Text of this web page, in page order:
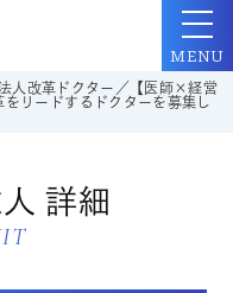
人改革ドクター／【医師×経営
リードするドクターを募集し
MENU
詳細